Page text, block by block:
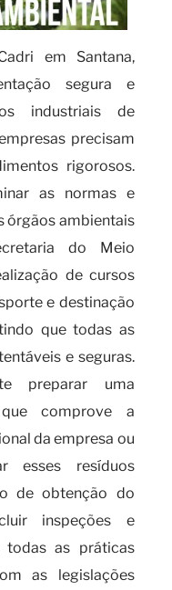
em Santana,
segura e
industriais de
precisam
rigorosos.
as normas e
órgãos ambientais
do Meio
de cursos
e destinação
que todas as
e seguras.
preparar uma
que comprove a
da empresa ou
esses resíduos
de obtenção do
inspeções e
todas as práticas
as legislações